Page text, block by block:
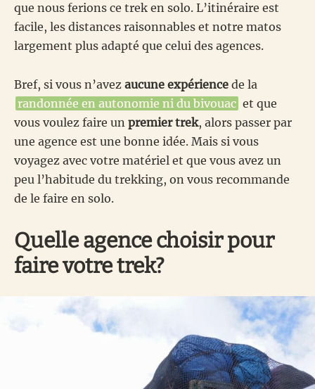
que nous ferions ce trek en solo. L’itinéraire est
facile, les distances raisonnables et notre matos
largement plus adapté que celui des agences.
Bref, si vous n’avez aucune expérience de la
randonnée en autonomie ni du bivouac et que
vous voulez faire un premier trek, alors passer par
une agence est une bonne idée. Mais si vous
voyagez avec votre matériel et que vous avez un
peu l’habitude du trekking, on vous recommande
de le faire en solo.
Quelle agence choisir pour
faire votre trek?